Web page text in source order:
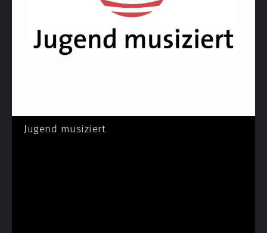
Jugend musiziert